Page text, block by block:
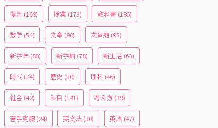
復習 (169) 授業(173) 教科書(186)
数学(54) 文章 (90) 文章題 (95)
新学年(88) 新学期(78) 新生活(63)
時代(24) 歴史 (30) 理科(46)
社会(42) 科目 (141) 考え方(39)
苦手克服(24) 英文法(30) 英語 (47)